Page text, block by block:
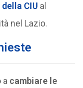
della CIUal
nel Lazio.
a cambiare le